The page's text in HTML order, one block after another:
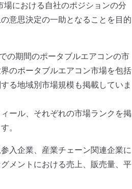
における自社のポジションの分
意思決定の一助となることを目的
の期間のポータブルエアコンの市
のポータブルエアコン市場を包括
る地域別市場規模も掲載していま
ール、それぞれの市場ランクを掲
。
入企業、産業チェーン関連企業に
メントにおける売上、販売量、平